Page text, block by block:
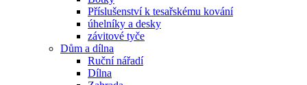
Příslušenství k tesařskému kování
úhelníky a desky
závitové tyče
Dům a dílna
Ruční nářadí
Dílna